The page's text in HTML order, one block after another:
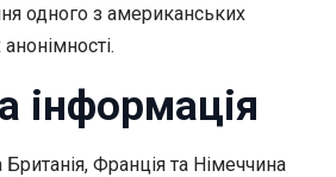
одного з американських
інформація
Франція та Німеччина